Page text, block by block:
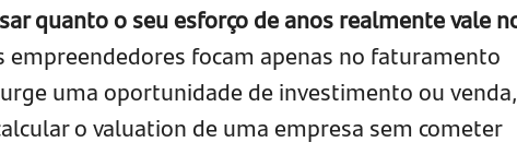
quanto o seu esforço de anos realmente vale
empreendedores focam apenas no faturamento
uma oportunidade de investimento ou venda,
o valuation de uma empresa sem cometer